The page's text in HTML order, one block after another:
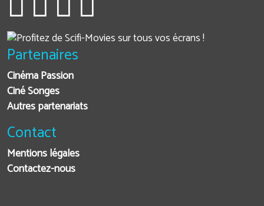
Partenaires
Cinéma Passion
Ciné Songes
Autres partenariats
Contact
Mentions légales
Contactez-nous